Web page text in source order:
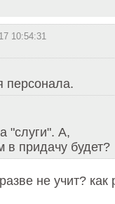
10:54:31
персонала.
"слуги". А,
в придачу будет?
не учит? как